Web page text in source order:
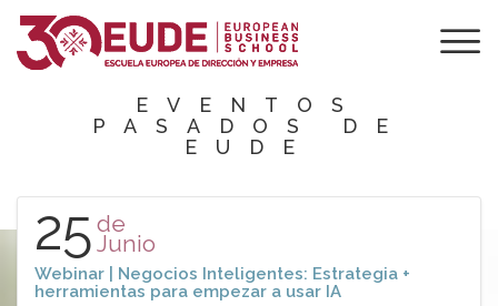
Agenda de EUDE
EVENTOS
PASADOS DE
EUDE
25 de
Junio
Webinar | Negocios Inteligentes: Estrategia +
herramientas para empezar a usar IA